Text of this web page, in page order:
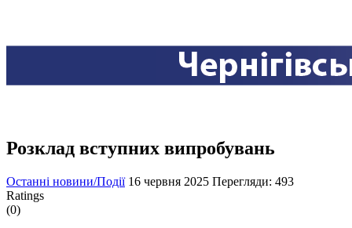
Розклад вступних випробувань
Останні новини/Події 16 червня 2025 Перегляди: 493
Ratings
(0)